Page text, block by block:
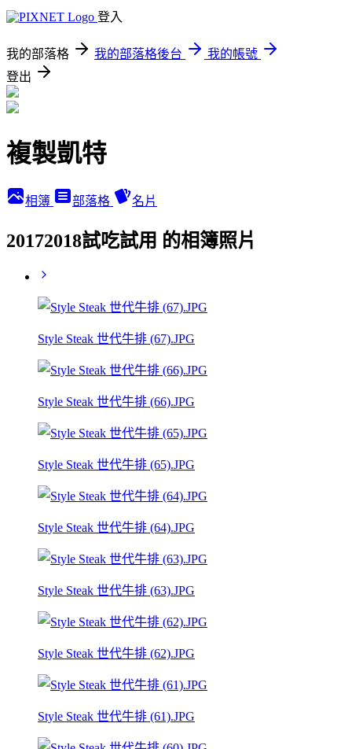
登入
我的部落格 我的部落格後台
我的帳號
登出
複製凱特
相簿 部落格 名片
20172018試吃試用 的相簿照片
Style Steak 世代牛排 (67).JPG
Style Steak 世代牛排 (66).JPG
Style Steak 世代牛排 (65).JPG
Style Steak 世代牛排 (64).JPG
Style Steak 世代牛排 (63).JPG
Style Steak 世代牛排 (62).JPG
Style Steak 世代牛排 (61).JPG